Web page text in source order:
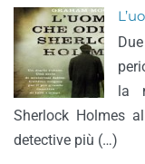
la
Sherlock Holmes
detective più (…)